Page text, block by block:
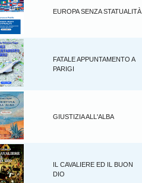
EUROPA SENZA STATUALITÀ
FATALE APPUNTAMENTO A
PARIGI
GIUSTIZIA ALL'ALBA
IL CAVALIERE ED IL BUON
DIO